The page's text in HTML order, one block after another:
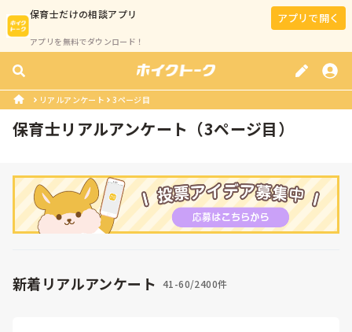
保育士だけの相談アプリ
アプリを無料でダウンロード！
アプリで開く
リアルアンケート 3ページ目
保育士リアルアンケート（3ページ目）
新着リアルアンケート 41-60/2400件